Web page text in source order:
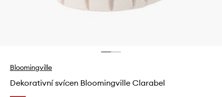
Bloomingville
Dekorativní svícen Bloomingville Clarabel